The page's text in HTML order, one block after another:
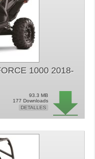
1000 2018-
93.3 MB
177 Downloads
DETALLES